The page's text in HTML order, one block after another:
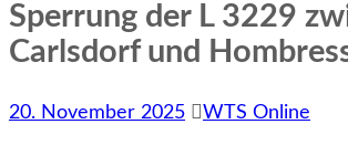
Sperrung der L 3229
Carlsdorf und
20. November 2025 WTS Online